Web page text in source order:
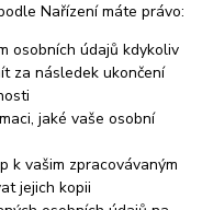
Nařízení máte právo:
osobních údajů kdykoliv
za následek ukončení
jaké vaše osobní
k vašim zpracovávaným
jejich kopii